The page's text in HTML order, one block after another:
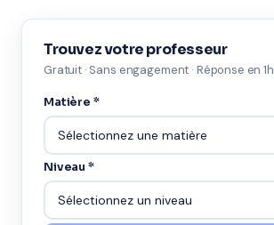
Trouvez votre professeur
Gratuit · Sans engagement · Réponse en 1h
Matière *
Niveau *